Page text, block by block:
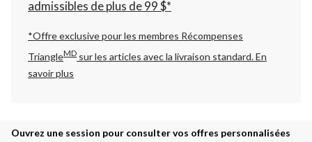
admissibles de plus de 99 $*
*Offre exclusive pour les membres Récompenses
TriangleMD sur les articles avec la livraison standard.En
savoir plus
Ouvrez une session pour consulter vos offres personnalisées